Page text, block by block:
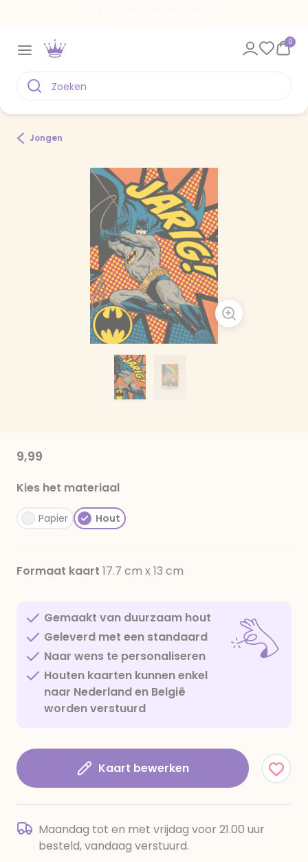
0
Jongen
9,99
Kies het materiaal
Papier Hout
Formaat kaart 17.7 cm x 13 cm
Gemaakt van duurzaam hout
Geleverd met een standaard
Naar wens te personaliseren
Houten kaarten kunnen enkel
naar Nederland en België
worden verstuurd
Kaart bewerken
Maandag tot en met vrijdag voor 21.00 uur
besteld, vandaag verstuurd.